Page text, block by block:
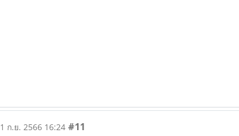
1 ก.ย. 2566 16:24 #11